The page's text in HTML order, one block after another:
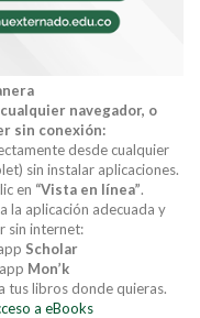
navegador, o
sin conexión:
desde cualquier
sin instalar aplicaciones.
en “Vista en línea”.
la aplicación adecuada y
sin internet:
Scholar
Mon’k
tus libros donde quieras.
a eBooks